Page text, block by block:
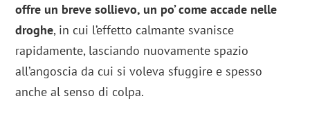
offre un breve sollievo, un po’ come accade nelle
droghe, in cui l’effetto calmante svanisce
rapidamente, lasciando nuovamente spazio
all’angoscia da cui si voleva sfuggire e spesso
anche al senso di colpa.